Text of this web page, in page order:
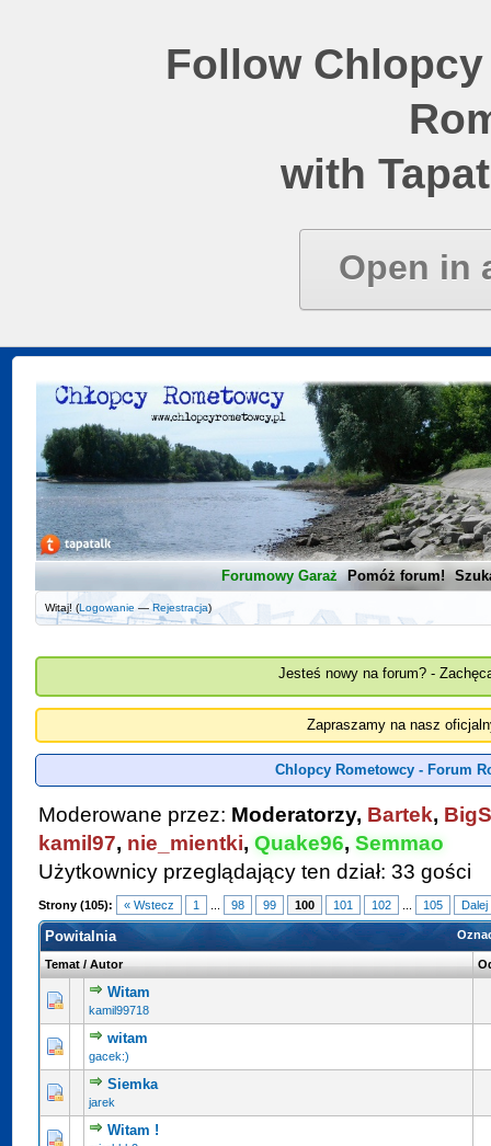
Follow
with
Open in
Forumowy Garaż Pomóż forum!
Witaj! (Logowanie —Rejestracja)
Jesteś nowy na forum? -
Zapraszamy na nasz
Chlopcy Rometowcy - Forum
Moderowane przez: Moderatorzy, Bartek,
kamil97, nie_mientki,Quake96,Semmao
Użytkownicy przeglądający ten dział: 33 gości
Strony (105): « Wstecz 1 98 99 100 101 102 105 Dalej
Powitalnia
Temat/Autor
Witam
kamil99718
witam
gacek:)
Siemka
jarek
Witam !